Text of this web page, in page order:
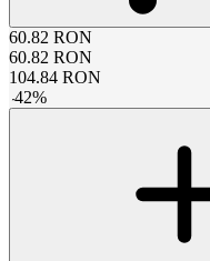
60.82 RON
60.82 RON
104.84 RON
-42%